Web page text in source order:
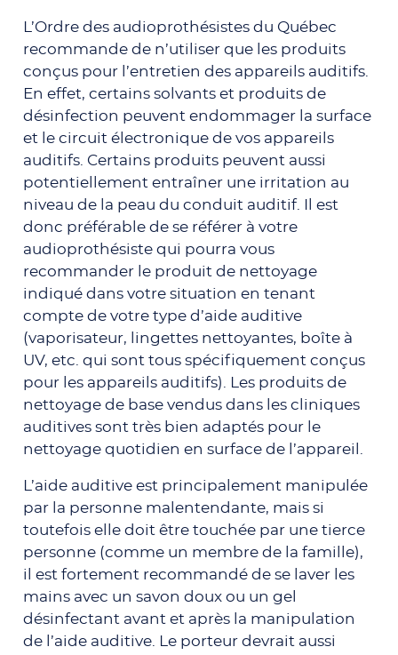
L’Ordre des audioprothésistes du Québec
recommande de n’utiliser que les produits
conçus pour l’entretien des appareils auditifs.
En effet, certains solvants et produits de
désinfection peuvent endommager la surface
et le circuit électronique de vos appareils
auditifs. Certains produits peuvent aussi
potentiellement entraîner une irritation au
niveau de la peau du conduit auditif. Il est
donc préférable de se référer à votre
audioprothésiste qui pourra vous
recommander le produit de nettoyage
indiqué dans votre situation en tenant
compte de votre type d’aide auditive
(vaporisateur, lingettes nettoyantes, boîte à
UV, etc. qui sont tous spécifiquement conçus
pour les appareils auditifs). Les produits de
nettoyage de base vendus dans les cliniques
auditives sont très bien adaptés pour le
nettoyage quotidien en surface de l’appareil.
L’aide auditive est principalement manipulée
par la personne malentendante, mais si
toutefois elle doit être touchée par une tierce
personne (comme un membre de la famille),
il est fortement recommandé de se laver les
mains avec un savon doux ou un gel
désinfectant avant et après la manipulation
de l’aide auditive. Le porteur devrait aussi